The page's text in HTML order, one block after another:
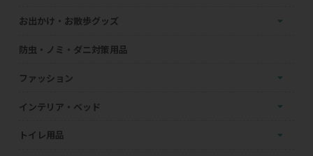
お出かけ・お散歩グッズ
防虫・ノミ・ダニ対策用品
ファッション
インテリア・ベッド
トイレ用品